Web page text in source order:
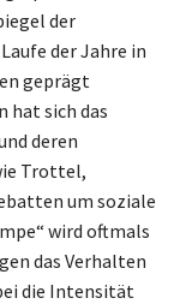
der
der Jahre in
geprägt
hat sich das
deren
Trottel,
um soziale
wird oftmals
das Verhalten
die Intensität